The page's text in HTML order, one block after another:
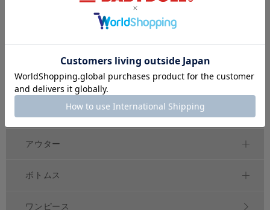
サイズ・カテゴリから探す
cm 80～90 cm 100
ジュニア
140～160cm
大人 おそろい
アウター
ボトムス
ワンピース